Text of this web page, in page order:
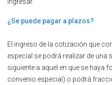
¿Se puede pagar a plazos?
El ingreso de la cotización que
especial se podrá realizar de una
siguiente a aquel en que se haya
convenio especial) o podrá